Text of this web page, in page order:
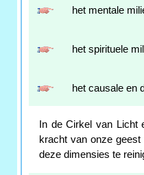
het mentale
het spirituele
het causale en
In de Cirkel van Licht
kracht van onze
deze dimensies te